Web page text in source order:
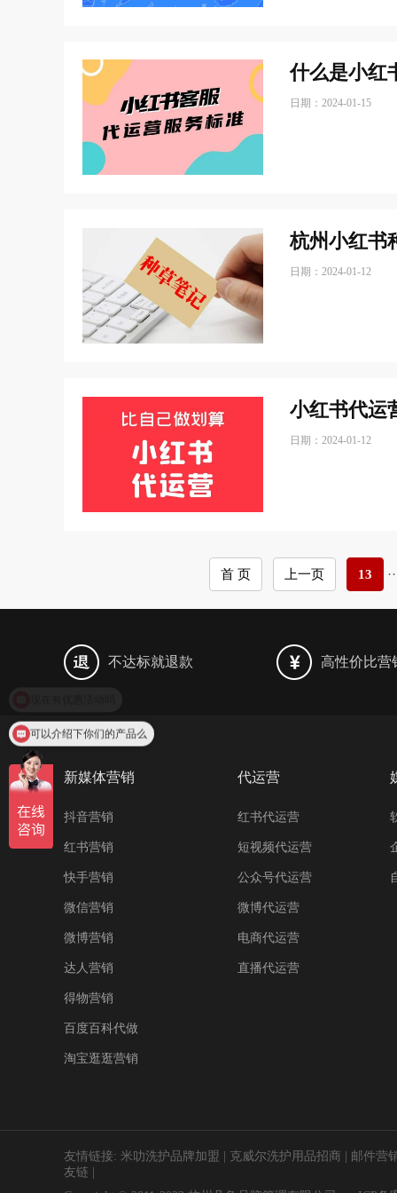
什么是小红
日期：2024-01-15
杭州小红书
日期：2024-01-12
小红书代运
日期：2024-01-12
首 页 上一页 13
不达标就退款 高性价比营
新媒体营销
抖音营销
红书营销
快手营销
微信营销
微博营销
达人营销
得物营销
百度百科代做
淘宝逛逛营销
代运营
红书代运营
短视频代运营
公众号代运营
微博代运营
电商代运营
直播代运营
友情链接: 米叻洗护品牌加盟 克威尔洗护用品招商
邮件营
友链
可以介绍下你们的产品么